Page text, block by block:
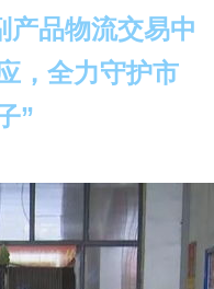
产品物流交易中
，全力守护市
”